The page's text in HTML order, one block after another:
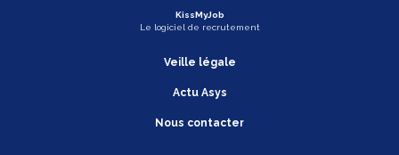
KissMyJob
Le logiciel de recrutement
Veille légale
Actu Asys
Nous contacter